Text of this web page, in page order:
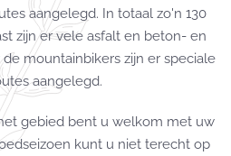
aangelegd. In totaal zo'n 130
zijn er vele asfalt en beton- en
mountainbikers zijn er speciale
aangelegd.
gebied bent u welkom met uw
kunt u niet terecht op